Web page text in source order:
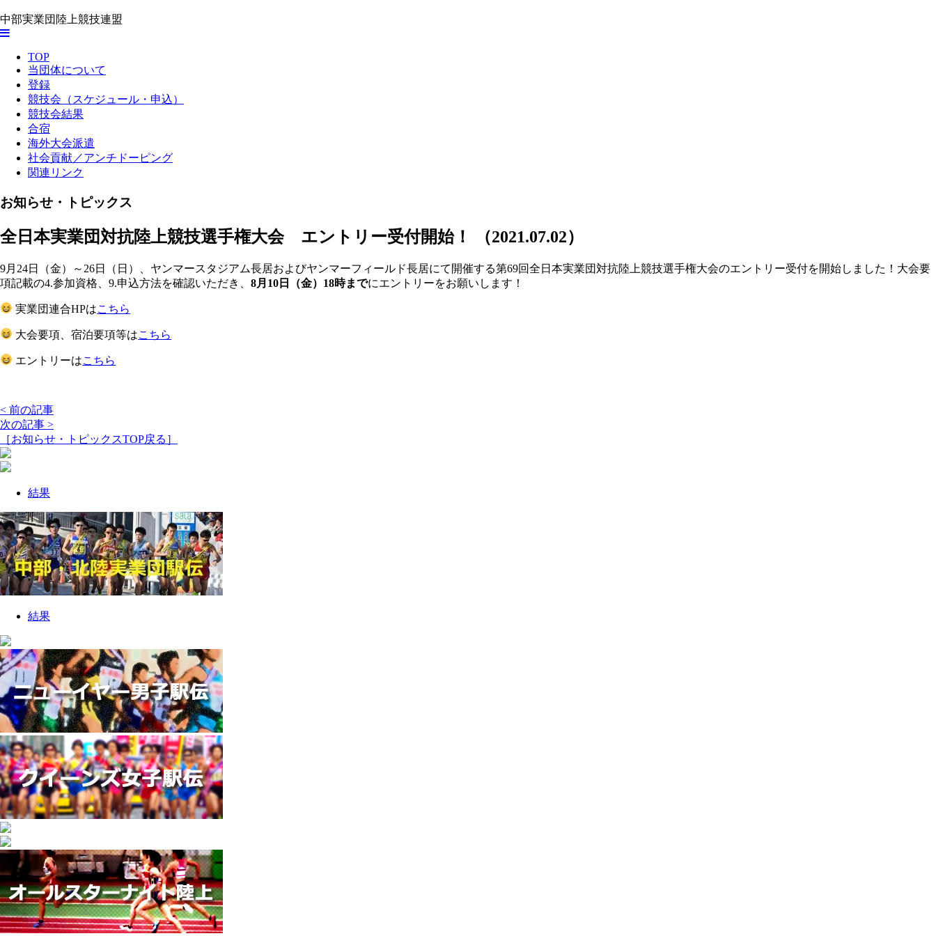
中部実業団陸上競技連盟
TOP
当団体について
登録
競技会（スケジュール・申込）
競技会結果
合宿
海外大会派遣
社会貢献／アンチドーピング
関連リンク
お知らせ・トピックス
全日本実業団対抗陸上競技選手権大会 エントリー受付開始！ （2021.07.02）
9月24日（金）～26日（日）、ヤンマースタジアム長居およびヤンマーフィールド長居にて開催する第69回全日本実業団対抗陸上競技選手権大会のエントリー受付を開始しました！大会要
項記載の4.参加資格、9.申込方法を確認いただき、 8月10日（金）18時までにエントリーをお願いします！
実業団連合HPはこちら
大会要項、宿泊要項等はこちら
エントリーはこちら
< 前の記事
次の記事 >
［お知らせ・トピックスTOP戻る］
結果
結果